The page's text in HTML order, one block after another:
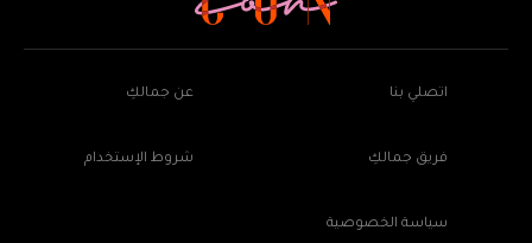
اتصلي بنا عن جمالكِ
فريق جمالكِ شروط الإستخدام
سياسة الخصوصية